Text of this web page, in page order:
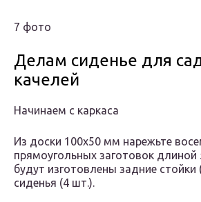
7 фото
Делам сиденье для
качелей
Начинаем с каркаса
Из доски 100х50 мм нарежьте
прямоугольных заготовок
будут изготовлены задние
сиденья (4 шт.).